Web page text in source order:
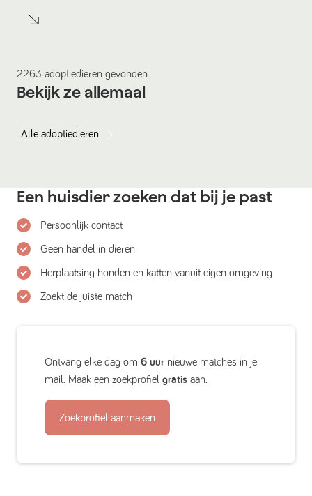
2263 adoptiedieren gevonden
Bekijk ze allemaal
Alle adoptiedieren
Een huisdier zoeken dat bij je past
Persoonlijk contact
Geen handel in dieren
Herplaatsing honden en katten vanuit eigen omgeving
Zoekt de juiste match
Ontvang elke dag om 6 uur nieuwe matches in je
mail. Maak een zoekprofiel gratis aan.
Zoekprofiel aanmaken